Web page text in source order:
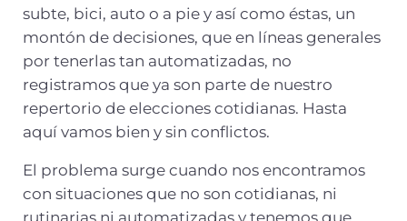
subte, bici, auto o a pie y así como éstas, un
montón de decisiones, que en líneas generales
por tenerlas tan automatizadas, no
registramos que ya son parte de nuestro
repertorio de elecciones cotidianas. Hasta
aquí vamos bien y sin conflictos.
El problema surge cuando nos encontramos
con situaciones que no son cotidianas, ni